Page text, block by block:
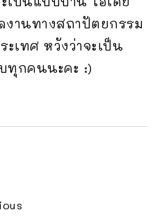
านทางสถาปัตยกรรม
เทศ หวังว่าจะเป็น
ทุกคนนะคะ :)